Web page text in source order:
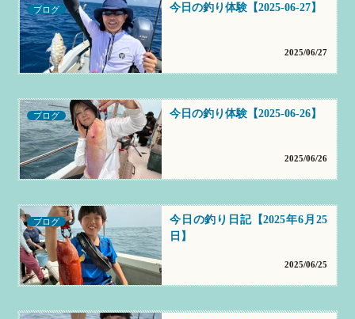
ブログ 今日の釣り体験【2025-06-27】
2025/06/27
ブログ 今日の釣り体験【2025-06-26】
2025/06/26
ブログ
今日の釣り日記【2025年6月25
日】
2025/06/25